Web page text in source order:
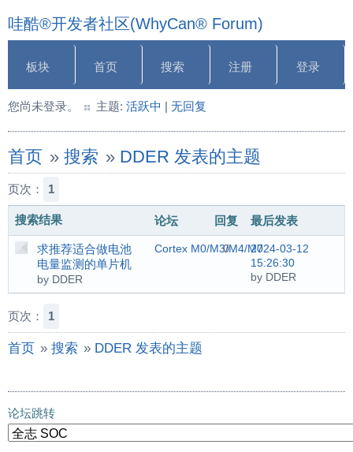
哇酷®开发者社区(WhyCan® Forum)
板块 首页 搜索 注册 登录
您尚未登录。 主题: 活跃中 | 无回复
首页 » 搜索 » DDER 发表的主题
页次： 1
搜索结果 论坛 回复 最后发表
求推荐适合做电池
电量监测的单片机
by DDER
Cortex M0/M3/M4/M7
0
2024-03-12
15:26:30
by DDER
页次： 1
首页 » 搜索 » DDER 发表的主题
论坛跳转